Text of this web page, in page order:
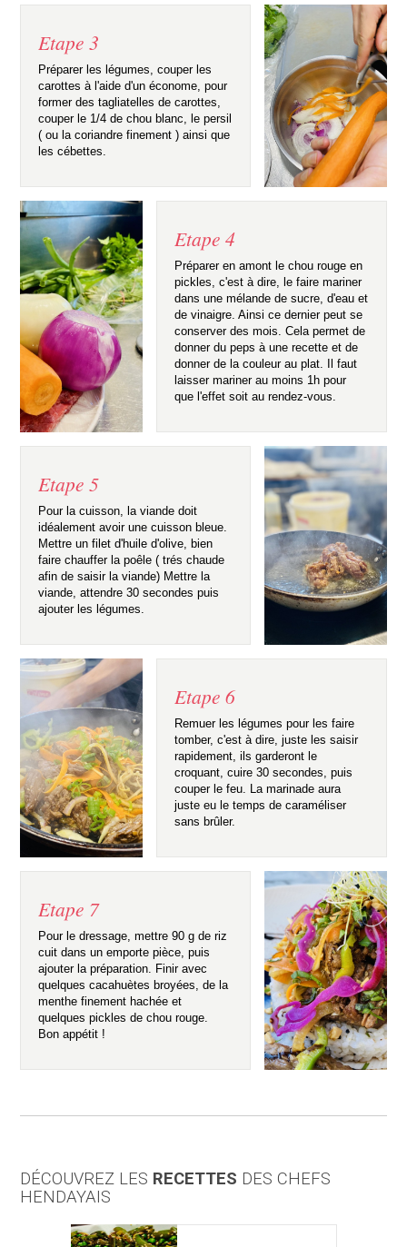
Etape 3
Préparer les légumes, couper les
carottes à l'aide d'un économe, pour
former des tagliatelles de carottes,
couper le 1/4 de chou blanc, le persil
( ou la coriandre finement ) ainsi que
les cébettes.
Etape 4
Préparer en amont le chou rouge en
pickles, c'est à dire, le faire mariner
dans une mélande de sucre, d'eau et
de vinaigre. Ainsi ce dernier peut se
conserver des mois. Cela permet de
donner du peps à une recette et de
donner de la couleur au plat. Il faut
laisser mariner au moins 1h pour
que l'effet soit au rendez-vous.
Etape 5
Pour la cuisson, la viande doit
idéalement avoir une cuisson bleue.
Mettre un filet d'huile d'olive, bien
faire chauffer la poêle ( trés chaude
afin de saisir la viande) Mettre la
viande, attendre 30 secondes puis
ajouter les légumes.
Etape 6
Remuer les légumes pour les faire
tomber, c'est à dire, juste les saisir
rapidement, ils garderont le
croquant, cuire 30 secondes, puis
couper le feu. La marinade aura
juste eu le temps de caraméliser
sans brûler.
Etape 7
Pour le dressage, mettre 90 g de riz
cuit dans un emporte pièce, puis
ajouter la préparation. Finir avec
quelques cacahuètes broyées, de la
menthe finement hachée et
quelques pickles de chou rouge.
Bon appétit !
DÉCOUVREZ LES RECETTES DES CHEFS
HENDAYAIS